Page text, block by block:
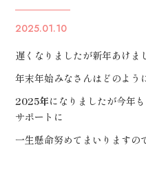
2025.01.10
遅くなりましたが新年あけま
年末年始みなさんはどのよう
2025年になりましたが今年
サポートに
一生懸命努めてまいります